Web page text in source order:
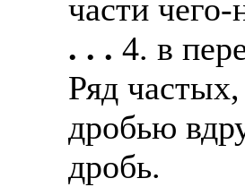
части
. . . 4. в
Ряд
дробью
дробь.